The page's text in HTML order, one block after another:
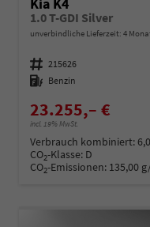
Kia K4
1.0 T-GDI Silver
unverbindliche Lieferzeit: 4
Fahrzeugnummer 215626
Kraftstoff Benzin
23.255,– €
incl. 19% MwSt.
Verbrauch kombiniert:
CO2-Klasse: D
CO2-Emissionen: 135,00